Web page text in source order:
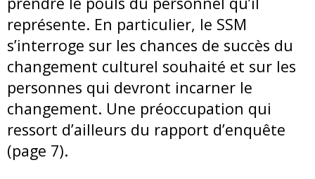
représente. En particulier, le SSM
s’interroge sur les chances de succès du
changement culturel souhaité et sur les
personnes qui devront incarner le
changement. Une préoccupation qui
ressort d’ailleurs du rapport d’enquête
(page 7).